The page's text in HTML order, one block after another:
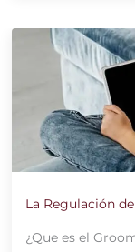
La Regulación
¿Que es el